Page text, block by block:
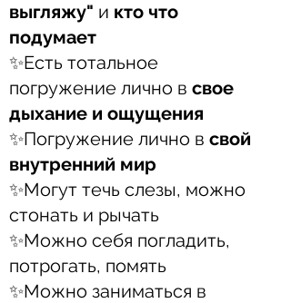
выгляжу" и кто что
подумает⠀
✨Есть тотальное
погружение лично в свое
дыхание и ощущения⠀
✨Погружение лично в свой
внутренний мир⠀
✨Могут течь слезы, можно
стонать и рычать⠀
✨Можно себя погладить,
потрогать, помять⠀
✨Можно заниматься в